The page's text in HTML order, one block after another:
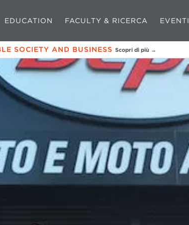
EDUCATION FACULTY & RICERCA EVENTI
SOCIETY AND BUSINESS Scopri di più →